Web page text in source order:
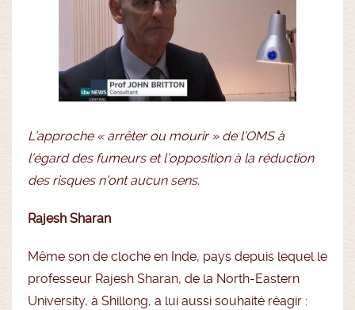
L’approche « arrêter ou mourir » de l’OMS à
l’égard des fumeurs et l’opposition à la réduction
des risques n’ont aucun sens.
Rajesh Sharan
Même son de cloche en Inde, pays depuis lequel le
professeur Rajesh Sharan, de la North-Eastern
University, à Shillong, a lui aussi souhaité réagir :